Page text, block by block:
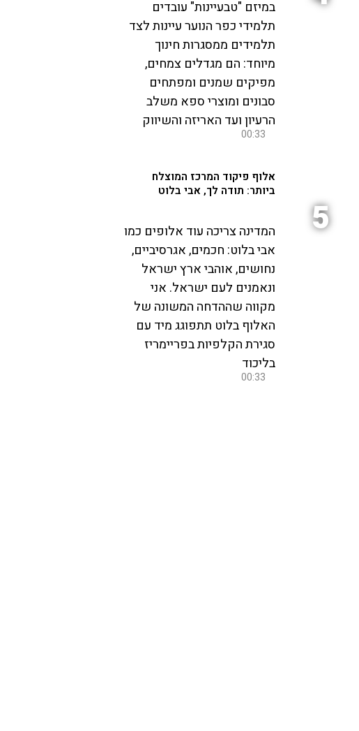
במיזם "טבעיינות" עובדים
תלמידי כפר הנוער עיינות לצד
תלמידים ממסגרות חינוך
מיוחד: הם מגדלים צמחים,
מפיקים שמנים ומפתחים
סבונים ומוצרי ספא משלב
הרעיון ועד האריזה והשיווק
00:33
5
אלוף פיקוד המרכז המוצלח
ביותר: תודה לך, אבי בלוט
המדינה צריכה עוד אלופים כמו
אבי בלוט: חכמים, אגרסיביים,
נחושים, אוהבי ארץ ישראל
ונאמנים לעם ישראל. אני
מקווה שההדחה המשונה של
האלוף בלוט תתפוגג מיד עם
סגירת הקלפיות בפריימריז
בליכוד
00:33